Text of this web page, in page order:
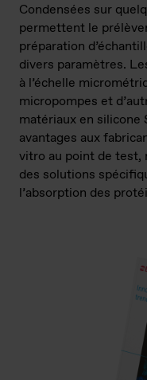
Condensées sur
permettent le
préparation
divers paramètres.
à l’échelle
micropompes et
matériaux en
avantages aux
vitro au point de
des solutions
l’absorption des